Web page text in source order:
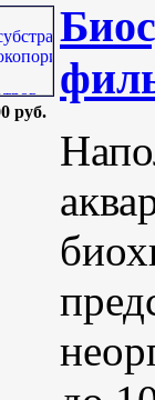
руб.